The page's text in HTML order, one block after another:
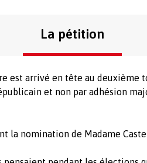
La pétition
est arrivé en tête au deuxième
et non par adhésion
la nomination de Madame